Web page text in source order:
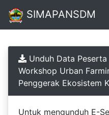
SIMAPANSDM
OnlineUnduh Data
Workshop Urban
Penggerak Ekosistem
Untuk mengunduh E-